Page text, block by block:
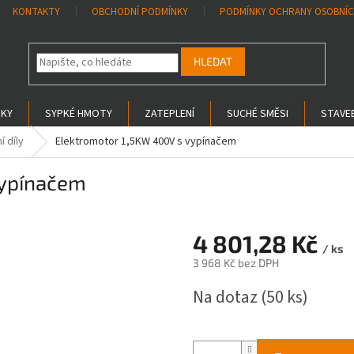
KONTAKTY OBCHODNÍ PODMÍNKY PODMÍNKY OCHRANY
HLEDAT
SYPKÉ HMOTY ZATEPLENÍ SUCHÉ SMĚSI
díly Elektromotor 1,5KW 400V s vypínačem
4 801,28 Kč / ks
3 968 Kč bez DPH
cena:
Na dotaz (50 ks)